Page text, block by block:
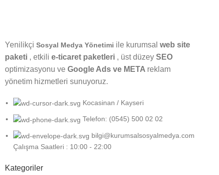
Yenilikçi Sosyal Medya Yönetimi ile kurumsalweb site
paketi , etkilie-ticaret paketleri , üst düzeySEO
optimizasyonu veGoogle Ads ve META reklam
yönetim hizmetleri sunuyoruz.
Kocasinan / Kayseri
Telefon: (0545) 500 02 02
bilgi@kurumsalsosyalmedya.com
Çalışma Saatleri : 10:00 - 22:00
Kategoriler